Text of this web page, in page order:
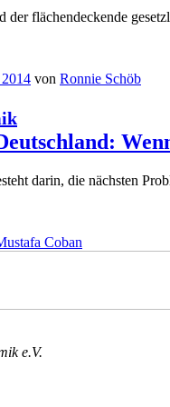
der flächendeckende
von Ronnie Schöb
darin, die nächsten
Coban
e.V.